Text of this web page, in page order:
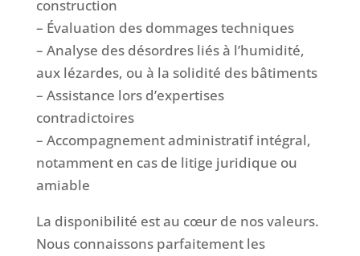
construction
– Évaluation des dommages techniques
– Analyse des désordres liés à l’humidité,
aux lézardes, ou à la solidité des bâtiments
– Assistance lors d’expertises
contradictoires
– Accompagnement administratif intégral,
notamment en cas de litige juridique ou
amiable
La disponibilité est au cœur de nos valeurs.
Nous connaissons parfaitement les